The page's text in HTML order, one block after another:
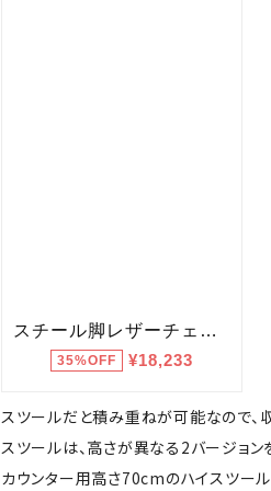
スツールだと積み重ねが可能なので、
スツールは、高さが異なる2バージョン
カウンター用高さ70cmのハイスツー